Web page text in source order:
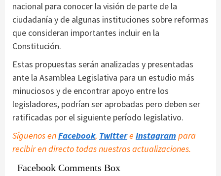
nacional para conocer la visión de parte de la
ciudadanía y de algunas instituciones sobre reformas
que consideran importantes incluir en la
Constitución.
Estas propuestas serán analizadas y presentadas
ante la Asamblea Legislativa para un estudio más
minuciosos y de encontrar apoyo entre los
legisladores, podrían ser aprobadas pero deben ser
ratificadas por el siguiente período legislativo.
Síguenos enFacebook, Twittere Instagram para
recibir en directo todas nuestras actualizaciones.
Facebook Comments Box